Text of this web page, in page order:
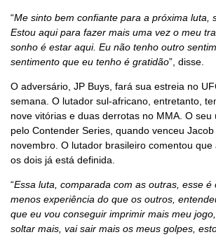
“Me sinto bem confiante para a próxima luta,
Estou aqui para fazer mais uma vez o meu
sonho é estar aqui. Eu não tenho outro
sentimento que eu tenho é gratidão”, disse.
O adversário, JP Buys, fará sua estreia no
semana. O lutador sul-africano, entretanto,
nove vitórias e duas derrotas no MMA. O seu
pelo Contender Series, quando venceu Jacob
novembro. O lutador brasileiro comentou
os dois já está definida.
“Essa luta, comparada com as outras, esse é
menos experiência do que os outros,
que eu vou conseguir imprimir mais meu
soltar mais, vai sair mais os meus golpes,